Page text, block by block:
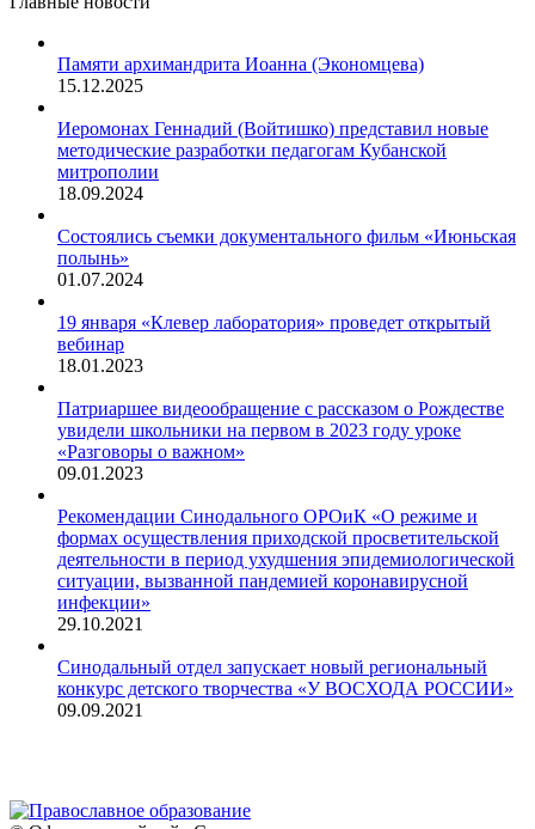
Памяти архимандрита Иоанна (Экономцева)
15.12.2025
Иеромонах Геннадий (Войтишко) представил новые
методические разработки педагогам Кубанской
митрополии
18.09.2024
Состоялись съемки документального фильм «Июньская
полынь»
01.07.2024
19 января «Клевер лаборатория» проведет открытый
вебинар
18.01.2023
Патриаршее видеообращение с рассказом о Рождестве
увидели школьники на первом в 2023 году уроке
«Разговоры о важном»
09.01.2023
Рекомендации Синодального ОРОиК «О режиме и
формах осуществления приходской просветительской
деятельности в период ухудшения эпидемиологической
ситуации, вызванной пандемией коронавирусной
инфекции»
29.10.2021
Синодальный отдел запускает новый региональный
конкурс детского творчества «У ВОСХОДА РОССИИ»
09.09.2021